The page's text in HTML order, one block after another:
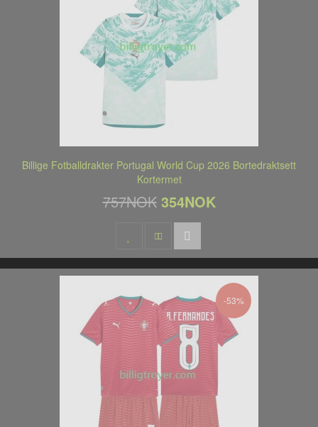
Billige Fotballdrakter Portugal World Cup 2026 Bortedraktsett
Kortermet
757NOK 354NOK
-53%